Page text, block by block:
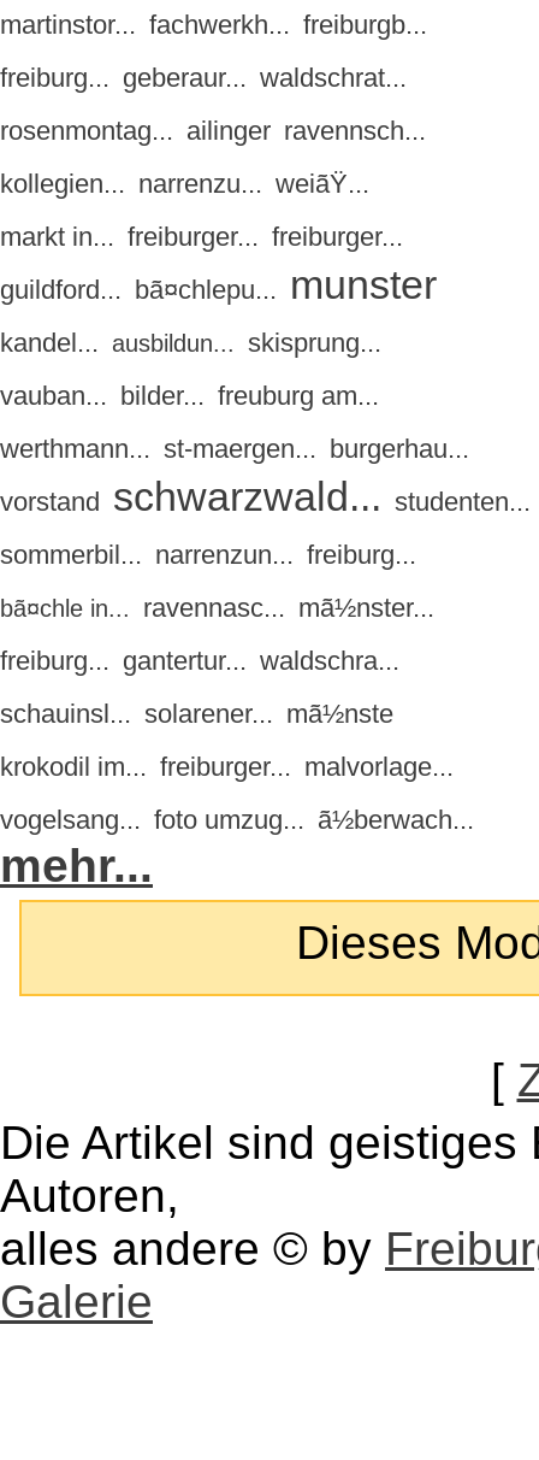
martinstor... fachwerkh... freiburgb...
freiburg... geberaur... waldschrat...
rosenmontag... ailinger ravennsch...
kollegien... narrenzu... weiãŸ...
markt in... freiburger... freiburger...
guildford... bã¤chlepu... munster
kandel... ausbildun... skisprung...
vauban... bilder... freuburg am...
werthmann... st-maergen... burgerhau...
vorstand schwarzwald... studenten...
sommerbil... narrenzun... freiburg...
bã¤chle in... ravennasc... mã½nster...
freiburg... gantertur... waldschra...
schauinsl... solarener... mã½nste
krokodil im... freiburger... malvorlage...
vogelsang... foto umzug... ã½berwach...
mehr...
Dieses
[
Die Artikel sind
Autoren,
alles andere © by
Galerie